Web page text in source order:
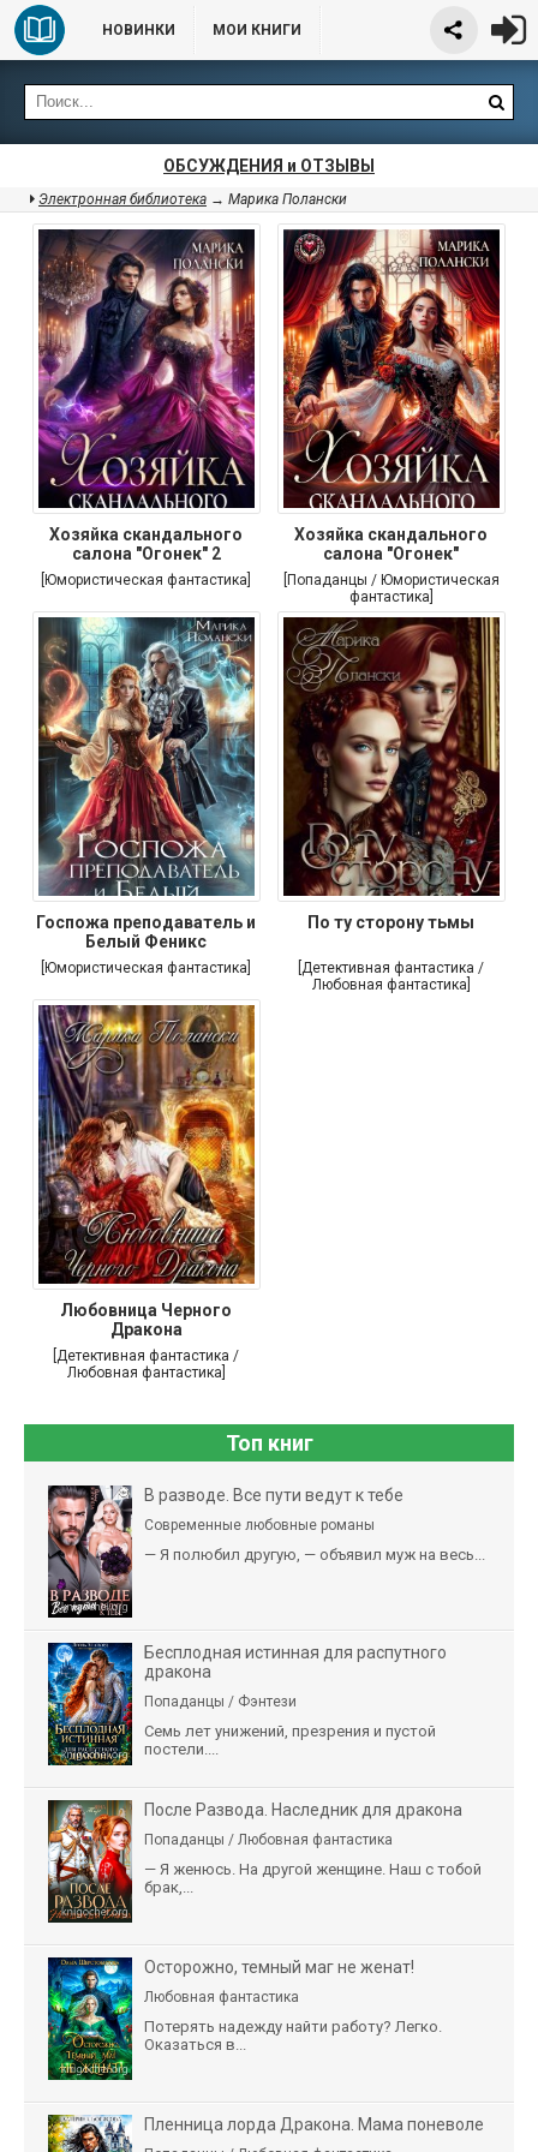
НОВИНКИ МОИ КНИГИ
ОБСУЖДЕНИЯ и ОТЗЫВЫ
Электронная библиотека → Марика Полански
Хозяйка скандального
салона "Огонек" 2
[Юмористическая фантастика]
Хозяйка скандального
салона "Огонек"
[Попаданцы / Юмористическая
фантастика]
Госпожа преподаватель и
Белый Феникс
[Юмористическая фантастика]
По ту сторону тьмы
[Детективная фантастика /
Любовная фантастика]
Любовница Черного
Дракона
[Детективная фантастика /
Любовная фантастика]
Топ книг
В разводе. Все пути ведут к тебе
Современные любовные романы
— Я полюбил другую, — объявил муж на весь...
Бесплодная истинная для распутного
дракона
Попаданцы / Фэнтези
Семь лет унижений, презрения и пустой
постели....
После Развода. Наследник для дракона
Попаданцы / Любовная фантастика
— Я женюсь. На другой женщине. Наш с тобой
брак,...
Осторожно, темный маг не женат!
Любовная фантастика
Потерять надежду найти работу? Легко.
Оказаться в...
Пленница лорда Дракона. Мама поневоле